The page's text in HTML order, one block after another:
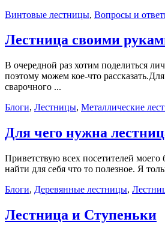
Винтовые лестницы, Вопросы и
Лестница своими
В очередной раз хотим поделиться
поэтому можем кое-что
сварочного ...
Блоги, Лестницы, Металлические
Для чего нужна
Приветствую всех посетителей моего
найти для себя что то полезное. Я
Блоги, Деревянные лестницы,
Лестница и Ступеньки